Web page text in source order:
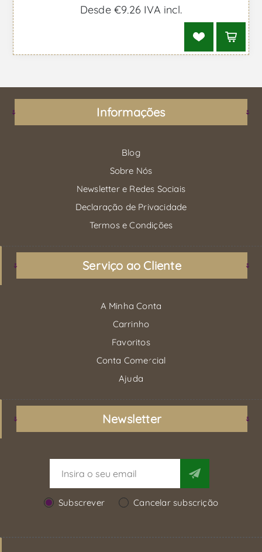
Desde €9,26 IVA incl.
Informações
Blog
Sobre Nós
Newsletter e Redes Sociais
Declaração de Privacidade
Termos e Condições
Serviço ao Cliente
A Minha Conta
Carrinho
Favoritos
Conta Comercial
Ajuda
Newsletter
Subscrever Cancelar subscrição